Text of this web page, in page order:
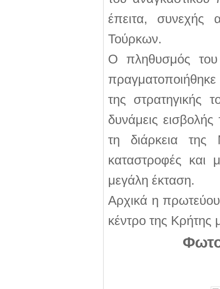
έπειτα, συνεχής
Τούρκων.
Ο πληθυσμός
της στρατηγικής
δυνάμεις
τη διάρκεια
καταστροφές και
μεγάλη έκταση.
Αρχικά η
κέντρο της Κρήτης